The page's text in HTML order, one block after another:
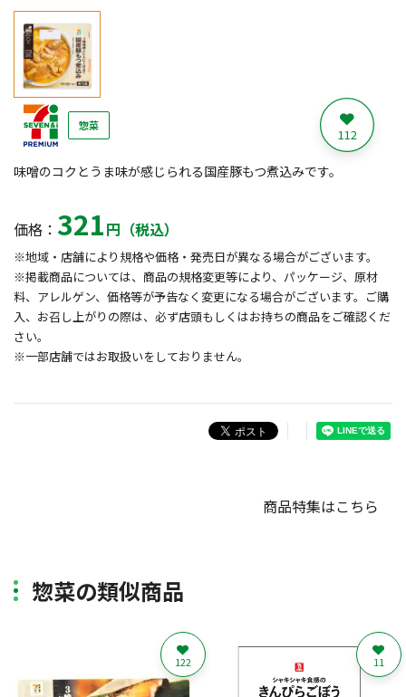
惣菜 112
味噌のコクとうま味が感じられる国産豚もつ煮込みです。
価格： 321円（税込）
※地域・店舗により規格や価格・発売日が異なる場合がございます。
※掲載商品については、商品の規格変更等により、パッケージ、原材
料、アレルゲン、価格等が予告なく変更になる場合がございます。ご購
入、お召し上がりの際は、必ず店頭もしくはお持ちの商品をご確認くだ
さい。
※一部店舗ではお取扱いをしておりません。
商品特集はこちら
惣菜の類似商品
122 11